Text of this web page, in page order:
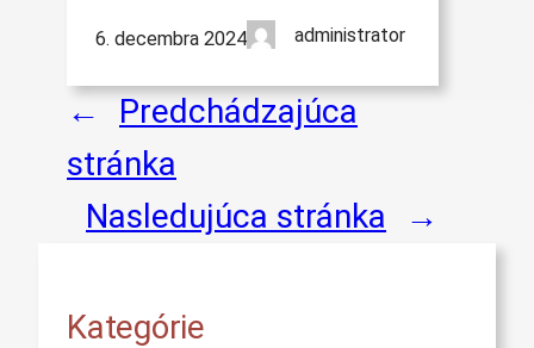
6. decembra 2024 administrator
←
Predchádzajúca
stránka
Nasledujúca stránka
→
Kategórie